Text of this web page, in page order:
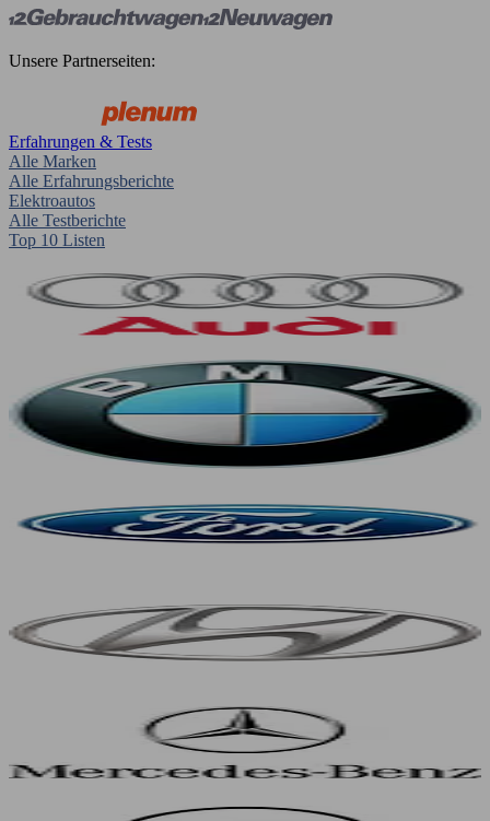
Unsere Partnerseiten:
Erfahrungen & Tests
Alle Marken
Alle Erfahrungsberichte
Elektroautos
Alle Testberichte
Top 10 Listen